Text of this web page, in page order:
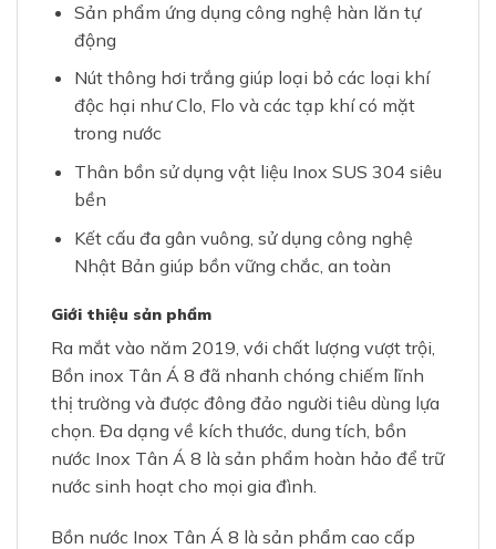
Sản phẩm ứng dụng công nghệ hàn lăn tự
động
Nút thông hơi trắng giúp loại bỏ các loại khí
độc hại như Clo, Flo và các tạp khí có mặt
trong nước
Thân bồn sử dụng vật liệu Inox SUS 304 siêu
bền
Kết cấu đa gân vuông, sử dụng công nghệ
Nhật Bản giúp bồn vững chắc, an toàn
Giới thiệu sản phẩm
Ra mắt vào năm 2019, với chất lượng vượt trội,
Bồn inox Tân Á 8 đã nhanh chóng chiếm lĩnh
thị trường và được đông đảo người tiêu dùng lựa
chọn. Đa dạng về kích thước, dung tích, bồn
nước Inox Tân Á 8 là sản phẩm hoàn hảo để trữ
nước sinh hoạt cho mọi gia đình.
Bồn nước Inox Tân Á 8 là sản phẩm cao cấp